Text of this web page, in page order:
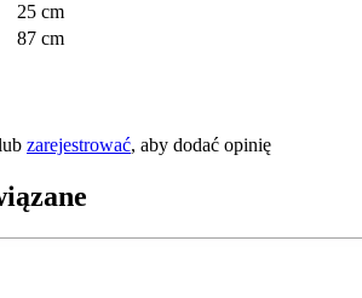
25 cm
87 cm
zarejestrować, aby dodać opinię